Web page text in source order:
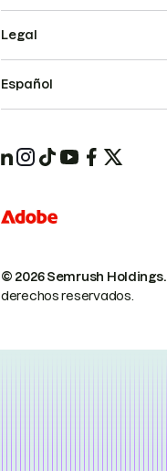
© 2026 Semrush Holdings.
derechos reservados.
Legal
Español